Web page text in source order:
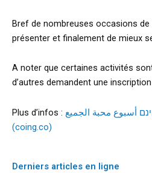
Bref de nombreuses occasions de
présenter et finalement de mieux
A noter que certaines activités
d’autres demandent une
Plus d’infos : أسبوع محبة الجميع
(coing.co)
Derniers articles en ligne